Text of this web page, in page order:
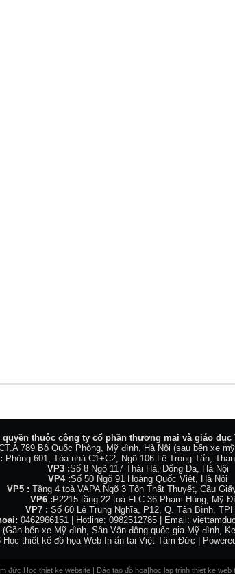
quyền thuộc công ty cổ phần thương mại và giáo dục
789 Bộ Quốc Phòng, Mỹ đình, Hà Nội (sau bến xe
Phòng 601, Tòa nhà C1+C2, Ngõ 106 Lê Trọng Tấn,
VP3 :Số 8 Ngõ 117 Thái Hà, Đống Đa, Hà Nội
VP4 :Số 50 Ngõ 91 Hoàng Quốc Việt, Hà Nội
VP5 : Tầng 4 toà VAPA Ngõ 3 Tôn Thất Thuyết, Cầu
VP6 :P2215 tầng 22 toà FLC 36 Phạm Hùng, Mỹ
VP7 : Số 60 Lê Trung Nghĩa, P12, Q. Tân Bình,
0462966151 | Hotline: 0982512785 | Email:
(Gần bến xe Mỹ đình, Sân Vận động quốc gia Mỹ đình,
Học thiết kế đồ họa Web In ấn tại Việt Tâm Đức |
đức Hoc thiet ke website | Đào tạo đồ họa|hoc lap trinh thiet ke web